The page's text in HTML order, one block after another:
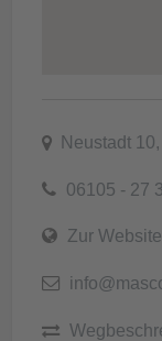
Neustadt
06105 - 27
Zur Website